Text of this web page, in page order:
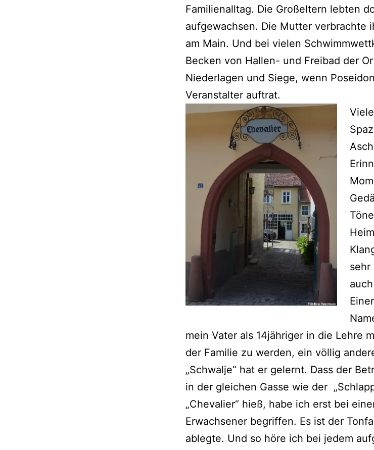
Familienalltag. Die Großeltern lebten
aufgewachsen. Die Mutter verbrachte
am Main. Und bei vielen
Becken von Hallen- und Freibad der
Niederlagen und Siege, wenn
Veranstalter auftrat.
Vie
sehr
mein Vater als 14jähriger in die Lehre
der Familie zu werden, ein völlig
„Schwalje“ hat er gelernt. Dass der
in der gleichen Gasse wie der
„Chevalier“ hieß, habe ich erst bei
Erwachsener begriffen. Es ist der
ablegte. Und so höre ich bei jedem